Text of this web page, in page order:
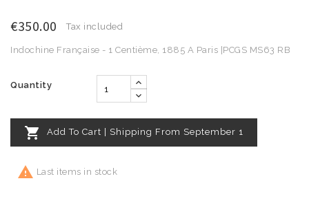
€350.00 Tax included
Indochine Française - 1 Centième, 1885 A Paris |PCGS MS63 RB
Quantity
 Add To Cart | Shipping From September 1
 Last items in stock